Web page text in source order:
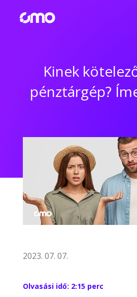
Kinek
pénztárgép?
2023. 07. 07.
Olvasási idő: 2:15 perc